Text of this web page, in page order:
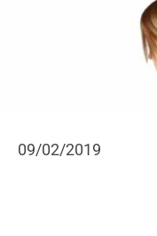
09/02/2019